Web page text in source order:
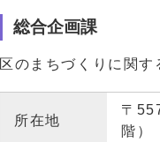
総合企画課
区のまちづくりに関す
所在地
〒
階）